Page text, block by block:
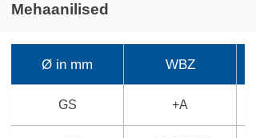
Mehaanilised
Ø in mm WBZ
GS +A